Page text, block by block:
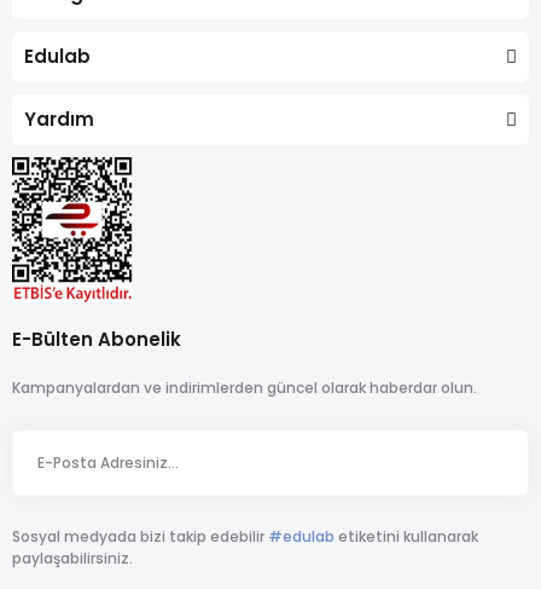
Edulab
Yardım
E-Bülten Abonelik
Kampanyalardan ve indirimlerden güncel olarak haberdar olun.
Sosyal medyada bizi takip edebilir #edulab etiketini kullanarak
paylaşabilirsiniz.